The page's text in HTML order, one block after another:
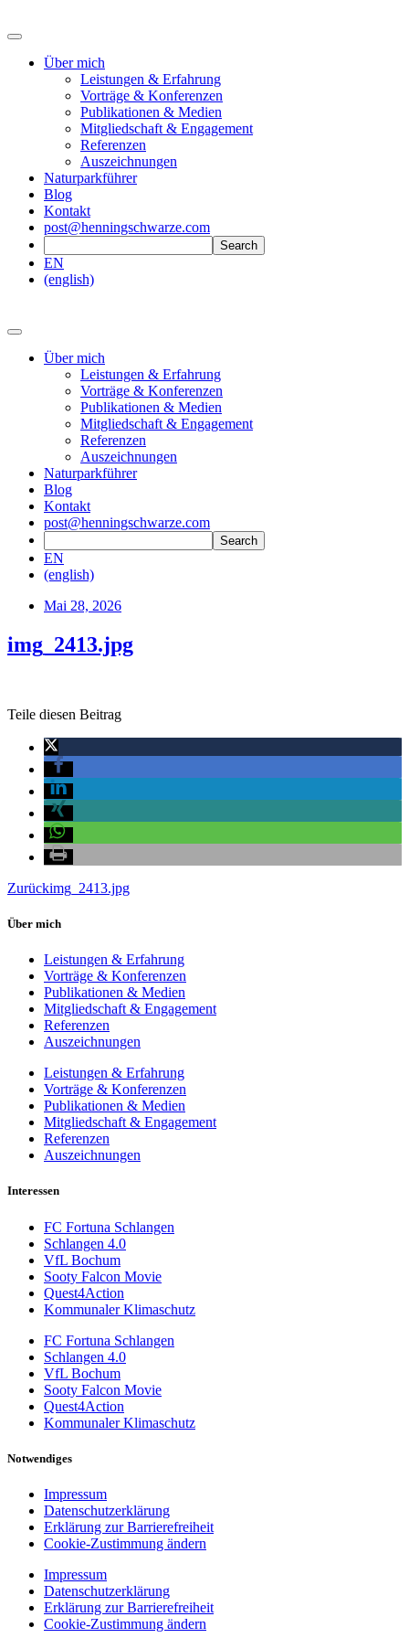
Über mich
Leistungen & Erfahrung
Vorträge & Konferenzen
Publikationen & Medien
Mitgliedschaft & Engagement
Referenzen
Auszeichnungen
Naturparkführer
Blog
Kontakt
post@henningschwarze.com
EN
(english)
Über mich
Leistungen & Erfahrung
Vorträge & Konferenzen
Publikationen & Medien
Mitgliedschaft & Engagement
Referenzen
Auszeichnungen
Naturparkführer
Blog
Kontakt
post@henningschwarze.com
EN
(english)
Mai 28, 2026
img_2413.jpg
Teile diesen Beitrag
Zurückimg_2413.jpg
Über mich
Leistungen & Erfahrung
Vorträge & Konferenzen
Publikationen & Medien
Mitgliedschaft & Engagement
Referenzen
Auszeichnungen
Leistungen & Erfahrung
Vorträge & Konferenzen
Publikationen & Medien
Mitgliedschaft & Engagement
Referenzen
Auszeichnungen
Interessen
FC Fortuna Schlangen
Schlangen 4.0
VfL Bochum
Sooty Falcon Movie
Quest4Action
Kommunaler Klimaschutz
FC Fortuna Schlangen
Schlangen 4.0
VfL Bochum
Sooty Falcon Movie
Quest4Action
Kommunaler Klimaschutz
Notwendiges
Impressum
Datenschutzerklärung
Erklärung zur Barrierefreiheit
Cookie-Zustimmung ändern
Impressum
Datenschutzerklärung
Erklärung zur Barrierefreiheit
Cookie-Zustimmung ändern